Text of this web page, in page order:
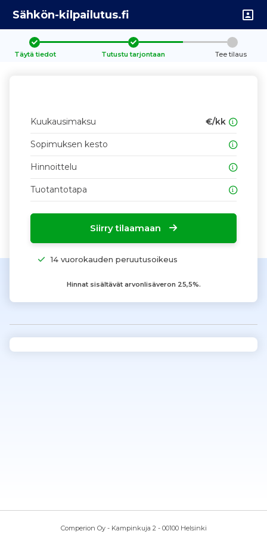
Sähkön-kilpailutus.fi
Täytä tiedot Tutustu tarjontaan Tee tilaus
Kuukausimaksu €/kk
Sopimuksen kesto
Hinnoittelu
Tuotantotapa
Siirry tilaamaan
14 vuorokauden peruutusoikeus
Hinnat sisältävät arvonlisäveron 25,5%.
Comperion Oy - Kampinkuja 2 - 00100 Helsinki